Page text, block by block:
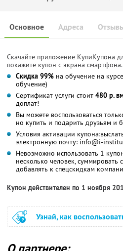
Основное Адреса
Скачайте приложение КупиКупона
покажите купон с экрана
Скидка 99% на обучение на
обучение)
Сертификат услуги стоит 480 р.
доплат!
Вы можете воспользоваться
но купить и подарить друзьям и
Условия активации
электронную почту: info@i-
Невозможно использовать 1
несколько человек, суммировать
добавлять к спецскидкам
Купон действителен по 1 ноября
Узнай, как